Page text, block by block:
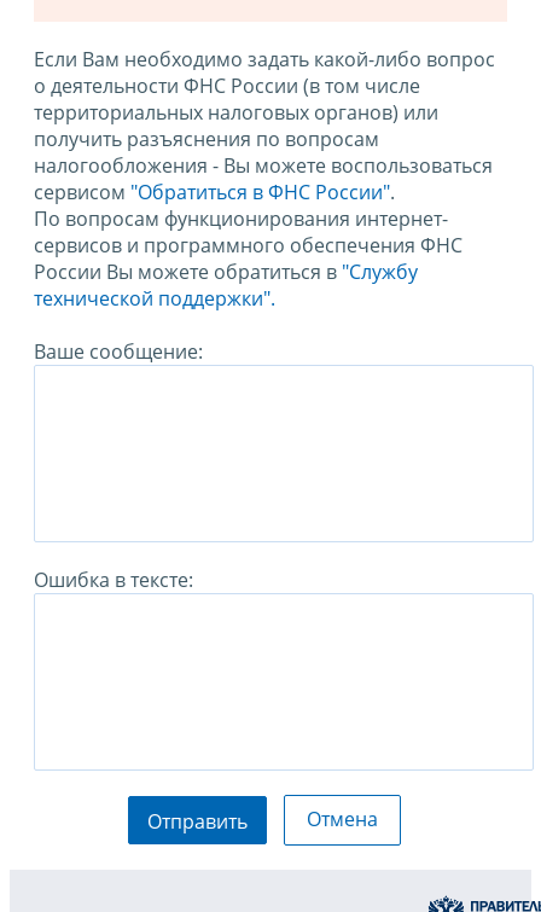
Если Вам необходимо задать какой-либо вопрос
о деятельности ФНС России (в том числе
территориальных налоговых органов) или
получить разъяснения по вопросам
налогообложения - Вы можете воспользоваться
сервисом "Обратиться в ФНС России".
По вопросам функционирования интернет-
сервисов и программного обеспечения ФНС
России Вы можете обратиться в "Службу
технической поддержки".
Ваше сообщение:
Ошибка в тексте:
Отправить Отмена